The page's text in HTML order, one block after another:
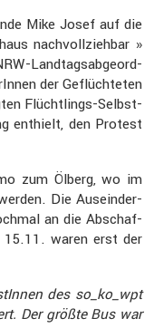
Mike Josef auf die
nachvoll­ziehbar »
Landtags­ab­ge­ord­
der Geflüch­teten
Flücht­lings-Selbst­
enthielt, den Protest
zum Ölberg, wo im
Die Ausein­der­
an die Abschaf­
waren erst der
des so_ko_wpt
Der größte Bus war